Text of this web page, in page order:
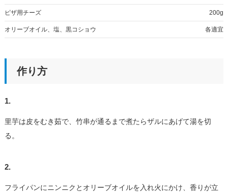
ピザ用チーズ 200g
オリーブオイル、塩、黒コショウ 各適宜
作り方
1.
里芋は皮をむき茹で、竹串が通るまで煮たらザルにあげて湯を切
る。
2.
フライパンにニンニクとオリーブオイルを入れ火にかけ、香りが立